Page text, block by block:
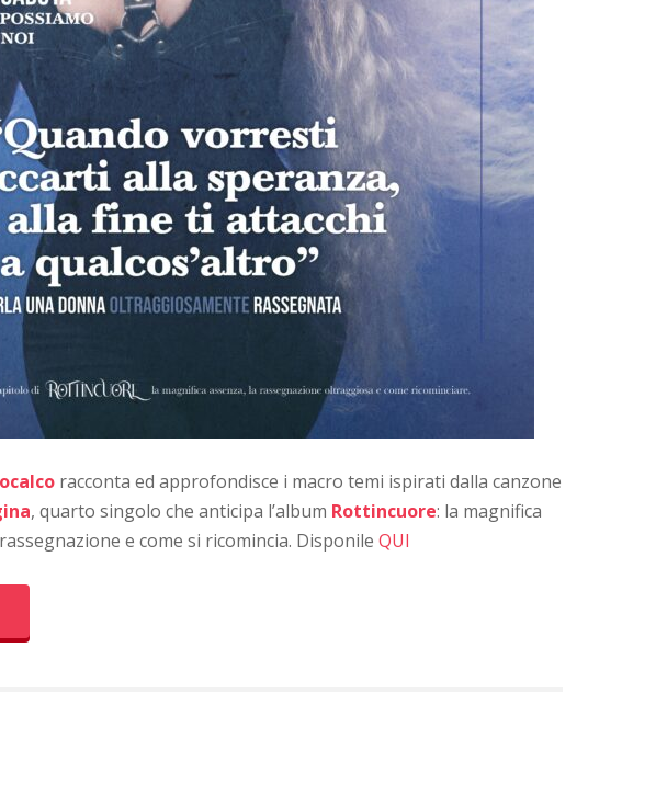
racconta ed approfondisce i macro temi ispirati dalla canzone
, quarto singolo che anticipa l’album Rottincuore: la magnifica
e come si ricomincia. Disponile QUI